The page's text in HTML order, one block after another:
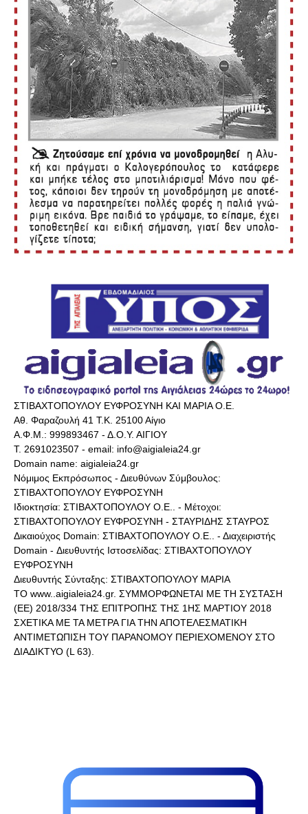
ΣΤΙΒΑΧΤΟΠΟΥΛΟΥ ΕΥΦΡΟΣΥΝΗ ΚΑΙ ΜΑΡΙΑ Ο.Ε.
Αθ. Φαραζουλή 41 Τ.Κ. 25100 Αίγιο
Α.Φ.Μ.: 999893467 - Δ.Ο.Υ. ΑΙΓΙΟΥ
Τ. 2691023507 - email: info@aigialeia24.gr
Domain name: aigialeia24.gr
Νόμιμος Εκπρόσωπος - Διευθύνων Σύμβουλος:
ΣΤΙΒΑΧΤΟΠΟΥΛΟΥ ΕΥΦΡΟΣΥΝΗ
Ιδιοκτησία: ΣΤΙΒΑΧΤΟΠΟΥΛΟΥ Ο.Ε.. - Μέτοχοι:
ΣΤΙΒΑΧΤΟΠΟΥΛΟΥ ΕΥΦΡΟΣΥΝΗ - ΣΤΑΥΡΙΔΗΣ ΣΤΑΥΡΟΣ
Δικαιούχος Domain: ΣΤΙΒΑΧΤΟΠΟΥΛΟΥ Ο.Ε.. - Διαχειριστής
Domain - Διευθυντής Ιστοσελίδας: ΣΤΙΒΑΧΤΟΠΟΥΛΟΥ
ΕΥΦΡΟΣΥΝΗ
Διευθυντής Σύνταξης: ΣΤΙΒΑΧΤΟΠΟΥΛΟΥ ΜΑΡΙΑ
ΤΟ www..aigialeia24.gr. ΣΥΜΜΟΡΦΩΝΕΤΑΙ ΜΕ ΤΗ ΣΥΣΤΑΣΗ
(ΕΕ) 2018/334 ΤΗΣ ΕΠΙΤΡΟΠΗΣ ΤΗΣ 1ΗΣ ΜΑΡΤΙΟΥ 2018
ΣΧΕΤΙΚΑ ΜΕ ΤΑ ΜΕΤΡΑ ΓΙΑ ΤΗΝ ΑΠΟΤΕΛΕΣΜΑΤΙΚΗ
ΑΝΤΙΜΕΤΩΠΙΣΗ ΤΟΥ ΠΑΡΑΝΟΜΟΥ ΠΕΡΙΕΧΟΜΕΝΟΥ ΣΤΟ
ΔΙΑΔΙΚΤΥΟ (L 63).